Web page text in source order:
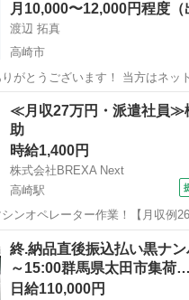
月10,000〜12,000円程度（
渡辺 拓真
高崎市
がとうございます！ 当方はネッ
事業拡大に伴い「検品・梱包」
んな方におすすめ】 ・在宅で副業
縛...
軽作業 スタッフ
≪月収27万円・派遣社員≫
助
時給1,400円
株式会社BREXA Next
高崎駅
ンオペレーター作業！【月収例
日★自社正社員登用制度あり！
あり！作業着無償貸与◎《群馬県高崎市
導体製品...
高崎駅 その他
終.納品直後振込払い黒ナ
～15:00群馬県太田市集荷…
日給110,000円